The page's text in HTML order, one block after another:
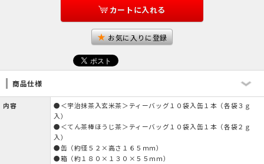
カートに入れる
お気に入りに登録
商品仕様
内容
●＜宇治抹茶入玄米茶＞ティーバッグ１０袋入缶１本（各袋３ｇ
入）
●＜てん茶棒ほうじ茶＞ティーバッグ１０袋入缶１本（各袋２ｇ
入）
●缶（約径５２×高さ１６５ｍｍ）
●箱（約１８０×１３０×５５ｍｍ）